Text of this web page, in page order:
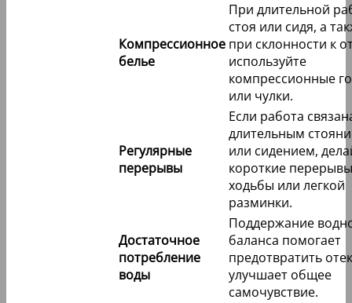
Компрессионное
белье
При длительной
стоя или сидя, а
при склонности к
используйте
компрессионные
или чулки.
Регулярные
перерывы
Если работа
длительным
или сидением,
короткие
ходьбы или легкой
разминки.
Достаточное
потребление
воды
Поддержание
баланса помогает
предотвратить
улучшает общее
самочувствие.